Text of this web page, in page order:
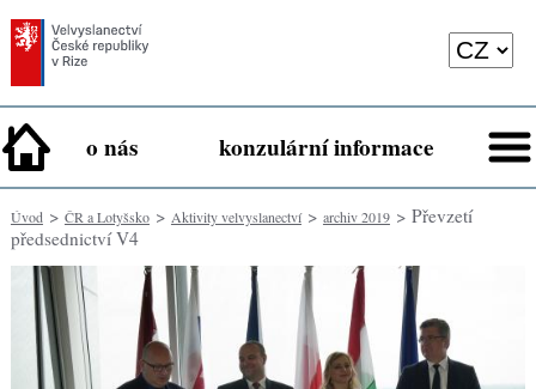
o nás konzulární informace
Úvod> ČR a Lotyšsko> Aktivity velvyslanectví> archiv 2019> Převzetí
předsednictví V4